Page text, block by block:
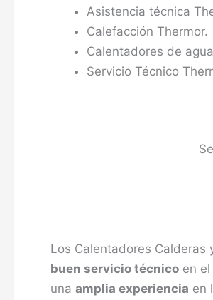
Asistencia técnica
Calefacción Thermor.
Calentadores de
Servicio Técnico
Los Calentadores
buen servicio técnico en
una amplia experiencia en